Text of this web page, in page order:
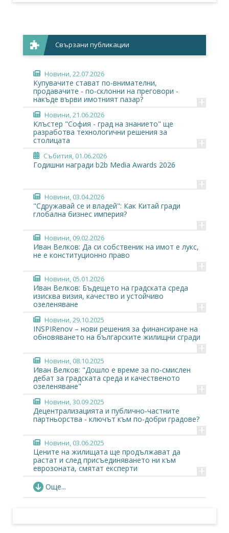
Свързани публикации
Новини , 22.07.2026
Купувачите стават по-внимателни,
продавачите - по-склонни на преговори -
накъде върви имотният пазар?
+
Новини , 21.06.2026
Клъстер "София - град на знанието" ще
разработва технологични решения за
столицата
+
Събития , 01.06.2026
Годишни награди b2b Media Awards 2026
+
Новини , 03.04.2026
"Сдружавай се и владей": Как Китай гради
глобална бизнес империя?
+
Новини , 09.02.2026
Иван Велков: Да си собственик на имот е лукс,
не е конституционно право
+
Новини , 05.01.2026
Иван Велков: Бъдещето на градската среда
изисква визия, качество и устойчиво
озеленяване
+
Новини , 29.10.2025
INSPIRenov – нови решения за финансиране на
обновяването на българските жилищни сгради
+
Новини , 08.10.2025
Иван Велков: "Дошло е време за по-смислен
дебат за градската среда и качественото
озеленяване"
+
Новини , 30.09.2025
Децентрализацията и публично-частните
партньорства - ключът към по-добри градове?
+
Новини , 03.06.2025
Цените на жилищата ще продължават да
растат и след присъединяването ни към
еврозоната, смятат експерти
+
Новини
От хаос към институционалност: Как
Новини, 21.05.2025
Още...